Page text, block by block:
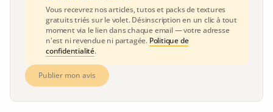
Vous recevrez nos articles, tutos et packs de textures
gratuits triés sur le volet. Désinscription en un clic à tout
moment via le lien dans chaque email — votre adresse
n'est ni revendue ni partagée. Politique de
confidentialité.
Publier mon avis